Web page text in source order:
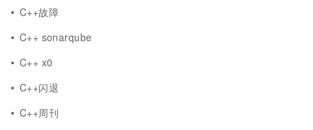
C++故障
C++ sonarqube
C++ x0
C++闪退
C++周刊